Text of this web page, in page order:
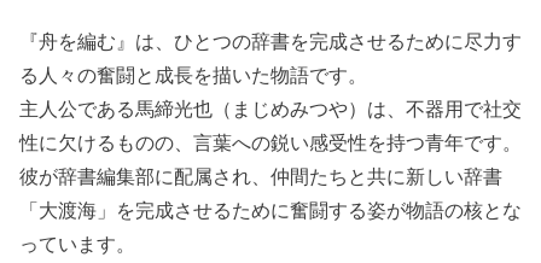
『舟を編む』は、ひとつの辞書を完成させるために尽力す
る人々の奮闘と成長を描いた物語です。
主人公である馬締光也（まじめみつや）は、不器用で社交
性に欠けるものの、言葉への鋭い感受性を持つ青年です。
彼が辞書編集部に配属され、仲間たちと共に新しい辞書
「大渡海」を完成させるために奮闘する姿が物語の核とな
っています。